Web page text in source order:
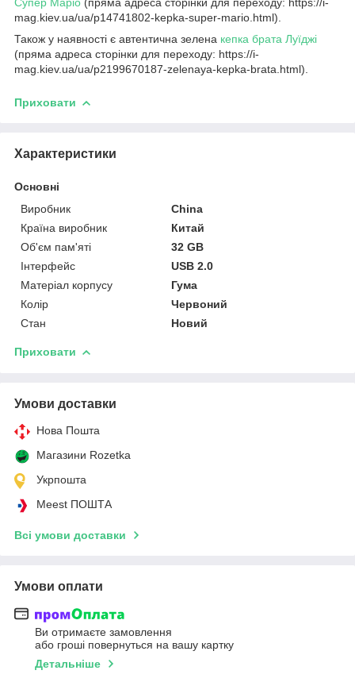
mag.kiev.ua/ua/p14741802-kepka-super-mario.html).
Також у наявності є автентична зелена кепка брата Луїджі
(пряма адреса сторінки для переходу: https://i-
mag.kiev.ua/ua/p2199670187-zelenaya-kepka-brata.html).
Приховати
Характеристики
Основні
Виробник
China
Країна виробник
Китай
Об'єм пам'яті
32 GB
Інтерфейс
USB 2.0
Матеріал корпусу
Гума
Колір
Червоний
Стан
Новий
Приховати
Умови доставки
Нова Пошта
Магазини Rozetka
Укрпошта
Meest ПОШТА
Всі умови доставки
Умови оплати
Ви отримаєте замовлення
або гроші повернуться на вашу картку
Детальніше